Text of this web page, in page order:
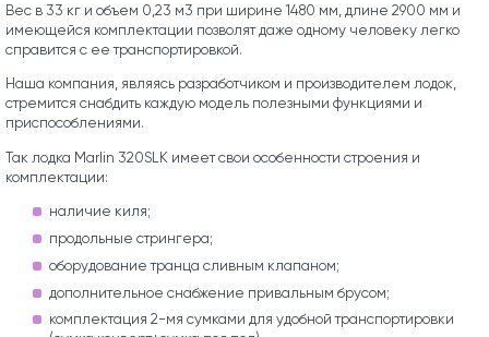
Вес в 33 кг и объем 0,23 м3 при ширине 1480 мм, длине 2900 мм и
имеющейся комплектации позволят даже одному человеку легко
справится с ее транспортировкой.
Наша компания, являясь разработчиком и производителем лодок,
стремится снабдить каждую модель полезными функциями и
приспособлениями.
Так лодка Marlin 320SLK имеет свои особенности строения и
комплектации:
наличие киля;
продольные стрингера;
оборудование транца сливным клапаном;
дополнительное снабжение привальным брусом;
комплектация 2-мя сумками для удобной транспортировки